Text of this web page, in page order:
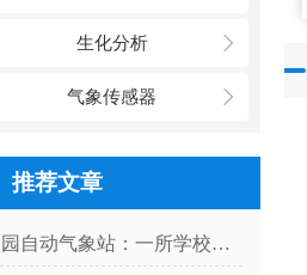
生化分析
气象传感器
推荐文章
校园自动气象站：一所学校与天气的对话